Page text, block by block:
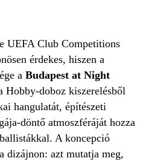
UEFA Club Competitions
érdekes, hiszen a
a Budapest at Night
doboz kiszerelésből
hangulatát, építészeti
döntő atmoszféráját hozza
A koncepció
dizájnon: azt mutatja meg,